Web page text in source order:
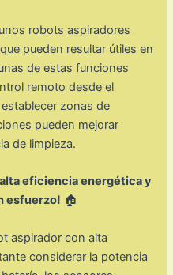
robots aspiradores
pueden resultar útiles en
de estas funciones
remoto desde el
zonas de
pueden mejorar
de limpieza.
eficiencia energética y
esfuerzo! 🏠
aspirador con alta
considerar la potencia